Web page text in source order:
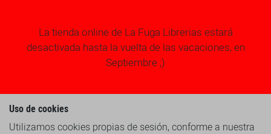
La tienda online de La Fuga Librerias estará
desactivada hasta la vuelta de las vacaciones, en
Septiembre ;)
Uso de cookies
Utilizamos cookies propias de sesión, conforme a nuestra